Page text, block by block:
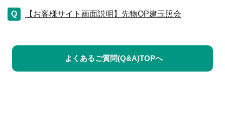
【お客様サイト画面説明】先物OP建玉照会
よくあるご質問(Q&A)TOPへ